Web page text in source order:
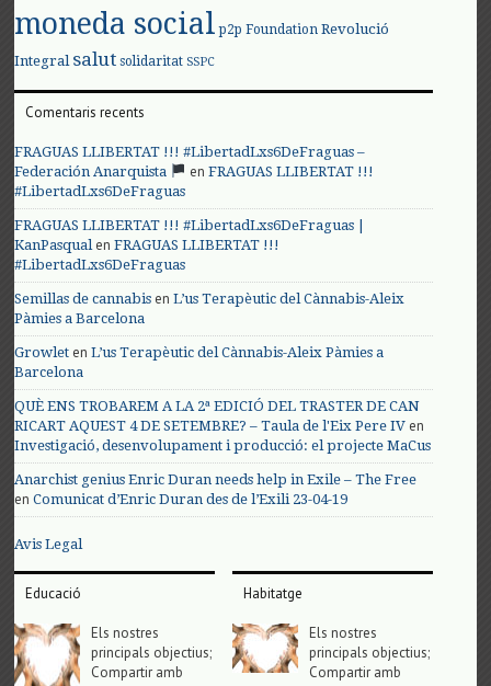
moneda social p2p Foundation Revolució
Integral salut solidaritat SSPC
Comentaris recents
FRAGUAS LLIBERTAT !!! #LibertadLxs6DeFraguas –
Federación Anarquista
enFRAGUAS LLIBERTAT !!!
#LibertadLxs6DeFraguas
FRAGUAS LLIBERTAT !!! #LibertadLxs6DeFraguas |
KanPasqualenFRAGUAS LLIBERTAT !!!
#LibertadLxs6DeFraguas
Semillas de cannabis enL’us Terapèutic del Cànnabis-Aleix
Pàmies a Barcelona
Growlet enL’us Terapèutic del Cànnabis-Aleix Pàmies a
Barcelona
QUÈ ENS TROBAREM A LA 2ª EDICIÓ DEL TRASTER DE CAN
RICART AQUEST 4 DE SETEMBRE? – Taula de l'Eix Pere IV en
Investigació, desenvolupament i producció: el projecte MaCus
Anarchist genius Enric Duran needs help in Exile – The Free
enComunicat d’Enric Duran des de l’Exili 23-04-19
Avis Legal
Educació
Els nostres
principals objectius;
Compartir amb
Habitatge
Els nostres
principals objectius;
Compartir amb